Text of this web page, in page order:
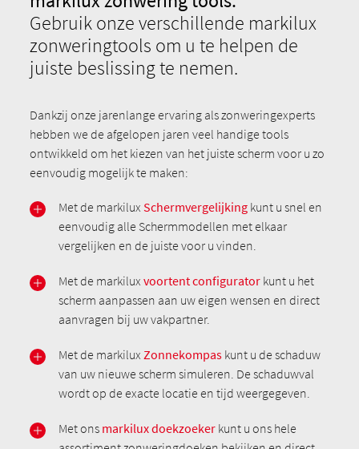
Gebruik onze verschillende markilux
zonweringtools om u te helpen de
juiste beslissing te nemen.
Dankzij onze jarenlange ervaring als zonweringexperts
hebben we de afgelopen jaren veel handige tools
ontwikkeld om het kiezen van het juiste scherm voor u zo
eenvoudig mogelijk te maken:
Met de markiluxSchermvergelijking kunt u snel en
eenvoudig alle Schermmodellen met elkaar
vergelijken en de juiste voor u vinden.
Met de markiluxvoortent configurator kunt u het
scherm aanpassen aan uw eigen wensen en direct
aanvragen bij uw vakpartner.
Met de markiluxZonnekompas kunt u de schaduw
van uw nieuwe scherm simuleren. De schaduwval
wordt op de exacte locatie en tijd weergegeven.
Met ons markilux doekzoeker kunt u ons hele